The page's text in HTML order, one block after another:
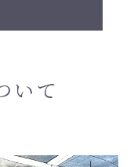
いて